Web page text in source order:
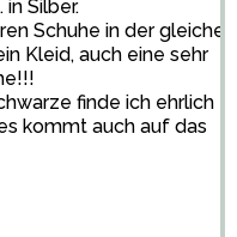
in Silber.
Schuhe in der gleichen
Kleid, auch eine sehr
finde ich ehrlich
kommt auch auf das